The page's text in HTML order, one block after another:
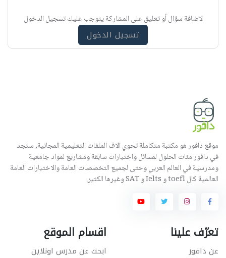
ي
لاضافة سؤال أو تعليق على المشاركة يتوجب عليك تسجيل الدخول
تسجيل الدخول
موقع دافور هو مكتبة متكاملة تحوي الاف الملفات التعليمية المجانية, ستجد
في دافور مئات الحلول لمسائل واختبارات سابقة ومشاريع لمواد جامعية
ومدرسية في العالم العربي وحتى لجميع التخصصات العامة والاختبارات العامة
العالمية كال toefl و Ielts و SAT وغيرها الكثير.
تعرّف علينا
عن دافور
اقسام الموقع
ابحث عن مدرس اونلاين